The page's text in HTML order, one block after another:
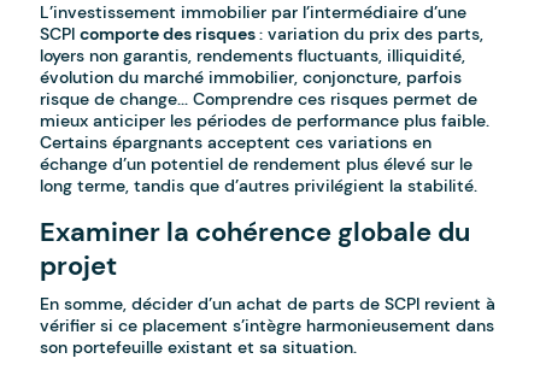
L’investissement immobilier par l’intermédiaire d’une
SCPIcomporte des risques: variation du prix des parts,
loyers non garantis, rendements fluctuants, illiquidité,
évolution du marché immobilier, conjoncture, parfois
risque de change... Comprendre ces risques permet de
mieux anticiper les périodes de performance plus faible.
Certains épargnants acceptent ces variations en
échange d’un potentiel de rendement plus élevé sur le
long terme, tandis que d’autres privilégient la stabilité.
Examiner la cohérence globale du
projet
En somme, décider d’un achat de parts de SCPI revient à
vérifier si ce placement s’intègre harmonieusement dans
son portefeuille existant et sa situation.